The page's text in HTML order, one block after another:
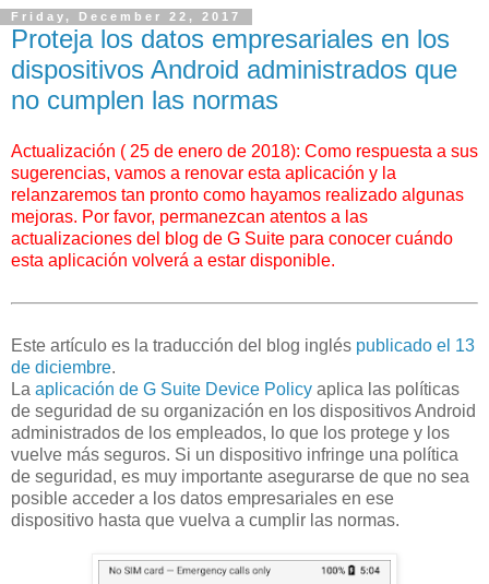
Friday, December 22, 2017
Proteja los datos empresariales en los
dispositivos Android administrados que
no cumplen las normas
Actualización ( 25 de enero de 2018): Como respuesta a sus
sugerencias, vamos a renovar esta aplicación y la
relanzaremos tan pronto como hayamos realizado algunas
mejoras. Por favor, permanezcan atentos a las
actualizaciones del blog de G Suite para conocer cuándo
esta aplicación volverá a estar disponible.
Este artículo es la traducción del blog inglés publicado el 13
de diciembre.
La aplicación de G Suite Device Policy aplica las políticas
de seguridad de su organización en los dispositivos Android
administrados de los empleados, lo que los protege y los
vuelve más seguros. Si un dispositivo infringe una política
de seguridad, es muy importante asegurarse de que no sea
posible acceder a los datos empresariales en ese
dispositivo hasta que vuelva a cumplir las normas.